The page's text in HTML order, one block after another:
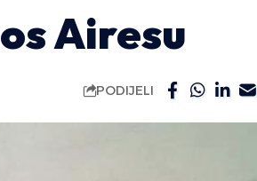
Airesu
PODIJELI